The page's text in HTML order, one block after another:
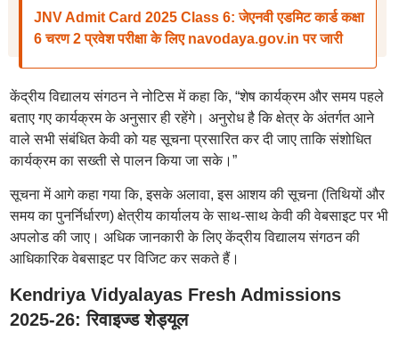
JNV Admit Card 2025 Class 6: जेएनवी एडमिट कार्ड कक्षा
6 चरण 2 प्रवेश परीक्षा के लिए navodaya.gov.in पर जारी
केंद्रीय विद्यालय संगठन ने नोटिस में कहा कि, “शेष कार्यक्रम और समय पहले
बताए गए कार्यक्रम के अनुसार ही रहेंगे। अनुरोध है कि क्षेत्र के अंतर्गत आने
वाले सभी संबंधित केवी को यह सूचना प्रसारित कर दी जाए ताकि संशोधित
कार्यक्रम का सख्ती से पालन किया जा सके।”
सूचना में आगे कहा गया कि, इसके अलावा, इस आशय की सूचना (तिथियों और
समय का पुनर्निर्धारण) क्षेत्रीय कार्यालय के साथ-साथ केवी की वेबसाइट पर भी
अपलोड की जाए। अधिक जानकारी के लिए केंद्रीय विद्यालय संगठन की
आधिकारिक वेबसाइट पर विजिट कर सकते हैं।
Kendriya Vidyalayas Fresh Admissions
2025-26: रिवाइज्ड शेड्यूल